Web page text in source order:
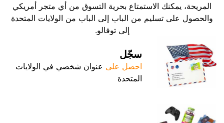
المريحة، يمكنك الاستمتاع بحرية التسوق من أي متجر أمريكي
والحصول على تسليم من الباب إلى الباب من الولايات المتحدة
إلى توفالو.
سجّل
احصل على عنوان شخصي في الولايات
المتحدة